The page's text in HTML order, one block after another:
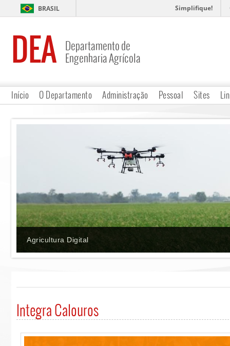
BRASIL Simplifique!
DEA
Departamento de
Engenharia Agrícola
Início O Departamento Administração Pessoal Sites
Agricultura Digital
Integra Calouros